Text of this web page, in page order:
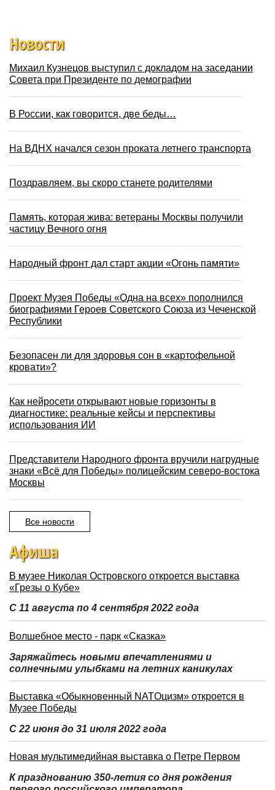
Новости
Михаил Кузнецов выступил с докладом на заседании
Совета при Президенте по демографии
В России, как говорится, две беды…
На ВДНХ начался сезон проката летнего транспорта
Поздравляем, вы скоро станете родителями
Память, которая жива: ветераны Москвы получили
частицу Вечного огня
Народный фронт дал старт акции «Огонь памяти»
Проект Музея Победы «Одна на всех» пополнился
биографиями Героев Советского Союза из Чеченской
Республики
Безопасен ли для здоровья сон в «картофельной
кровати»?
Как нейросети открывают новые горизонты в
диагностике: реальные кейсы и перспективы
использования ИИ
Представители Народного фронта вручили нагрудные
знаки «Всё для Победы» полицейским северо-востока
Москвы
Все новости
Афиша
В музее Николая Островского откроется выставка
«Грезы о Кубе»
С 11 августа по 4 сентября 2022 года
Волшебное место - парк «Сказка»
Заряжайтесь новыми впечатлениями и
солнечными улыбками на летних каникулах
Выставка «Обыкновенный NATOцизм» откроется в
Музее Победы
С 22 июня до 31 июля 2022 года
Новая мультимедийная выставка о Петре Первом
К празднованию 350-летия со дня рождения